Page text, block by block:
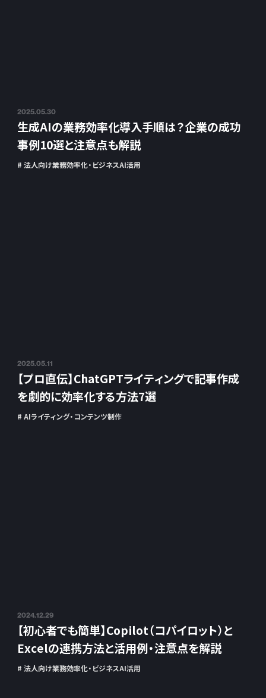
2025.05.30
生成AIの業務効率化導入手順は？企業の成功
事例10選と注意点も解説
# 法人向け業務効率化・ビジネスAI活用
2025.05.11
【プロ直伝】ChatGPTライティングで記事作成
を劇的に効率化する方法7選
# AIライティング・コンテンツ制作
2024.12.29
【初心者でも簡単】Copilot（コパイロット）と
Excelの連携方法と活用例・注意点を解説
# 法人向け業務効率化・ビジネスAI活用